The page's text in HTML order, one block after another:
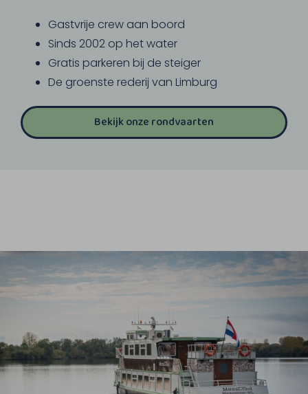
Gastvrije crew aan boord
Sinds 2002 op het water
Gratis parkeren bij de steiger
De groenste rederij van Limburg
Bekijk onze rondvaarten